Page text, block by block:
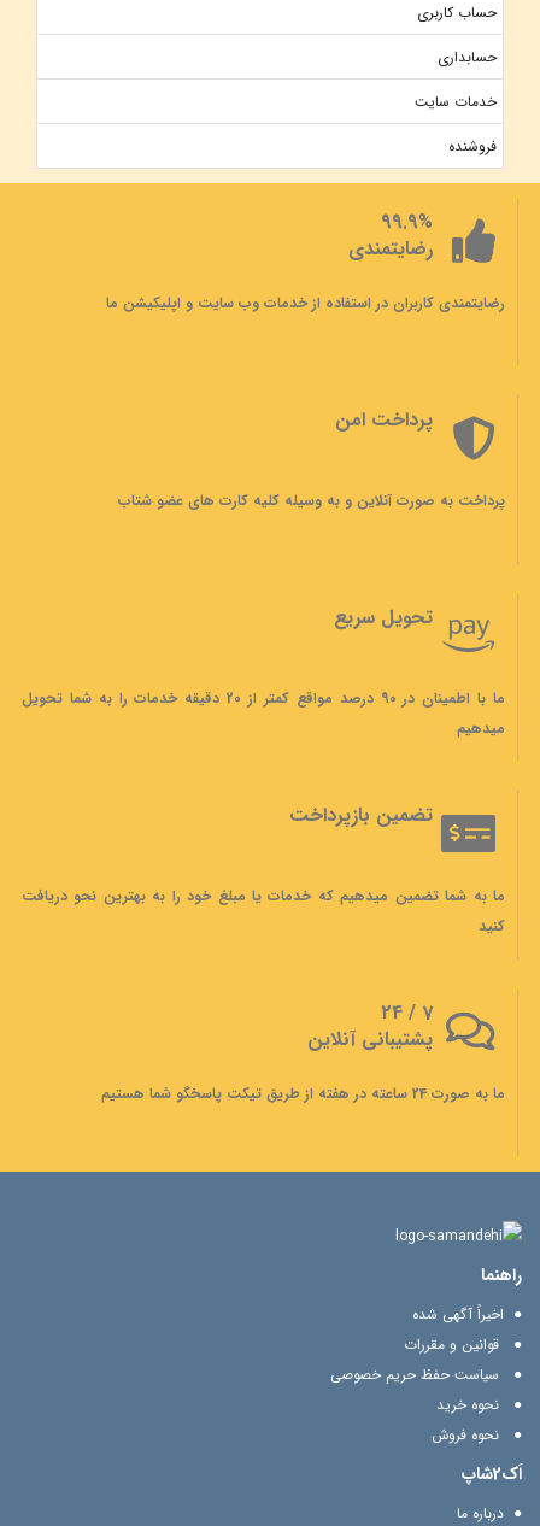
حساب کاربری
حسابداری
خدمات سایت
فروشنده
99.9%
رضایتمندی
رضایتمندی کاربران در استفاده از خدمات وب سایت و اپلیکیشن ما
پرداخت امن
پرداخت به صورت آنلاین و به وسیله کلیه کارت های عضو شتاب
تحویل سریع
ما با اطمینان در 90 درصد مواقع کمتر از 20 دقیقه خدمات را به شما تحویل
میدهیم
تضمین بازپرداخت
ما به شما تضمین میدهیم که خدمات یا مبلغ خود را به بهترین نحو دریافت
کنید
7 / 24
پشتیبانی آنلاین
ما به صورت 24 ساعته در هفته از طریق تیکت پاسخگو شما هستیم
راهنما
اخیراً آگهی شده
قوانین و مقررات
سیاست حفظ حریم خصوصی
نحوه خرید
نحوه فروش
اَک2شاپ
درباره ما